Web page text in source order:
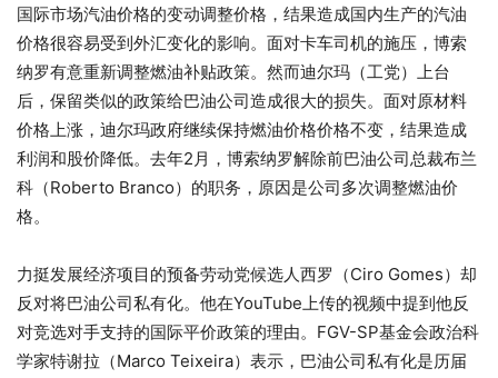
国际市场汽油价格的变动调整价格，结果造成国内生产的汽油
价格很容易受到外汇变化的影响。面对卡车司机的施压，博索
纳罗有意重新调整燃油补贴政策。然而迪尔玛（工党）上台
后，保留类似的政策给巴油公司造成很大的损失。面对原材料
价格上涨，迪尔玛政府继续保持燃油价格价格不变，结果造成
利润和股价降低。去年2月，博索纳罗解除前巴油公司总裁布兰
科（Roberto Branco）的职务，原因是公司多次调整燃油价
格。
力挺发展经济项目的预备劳动党候选人西罗（Ciro Gomes）却
反对将巴油公司私有化。他在YouTube上传的视频中提到他反
对竞选对手支持的国际平价政策的理由。FGV-SP基金会政治科
学家特谢拉（Marco Teixeira）表示，巴油公司私有化是历届